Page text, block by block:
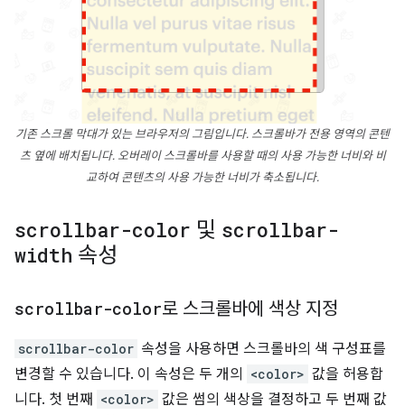
기존 스크롤 막대가 있는 브라우저의 그림입니다. 스크롤바가 전용 영역의 콘텐
츠 옆에 배치됩니다. 오버레이 스크롤바를 사용할 때의 사용 가능한 너비와 비
교하여 콘텐츠의 사용 가능한 너비가 축소됩니다.
scrollbar-color 및 scrollbar-
width 속성
scrollbar-color로 스크롤바에 색상 지정
scrollbar-color 속성을 사용하면 스크롤바의 색 구성표를
변경할 수 있습니다. 이 속성은 두 개의
<color> 값을 허용합
니다. 첫 번째 <color> 값은 썸의 색상을 결정하고 두 번째 값